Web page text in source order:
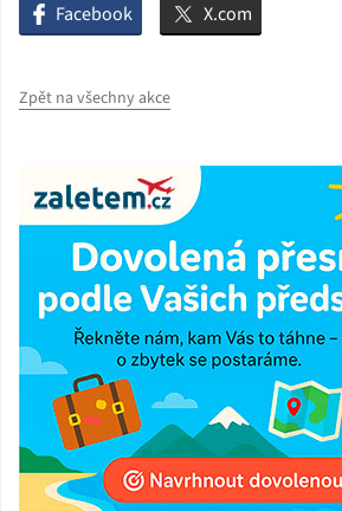
Facebook X.com
Zpět na všechny akce